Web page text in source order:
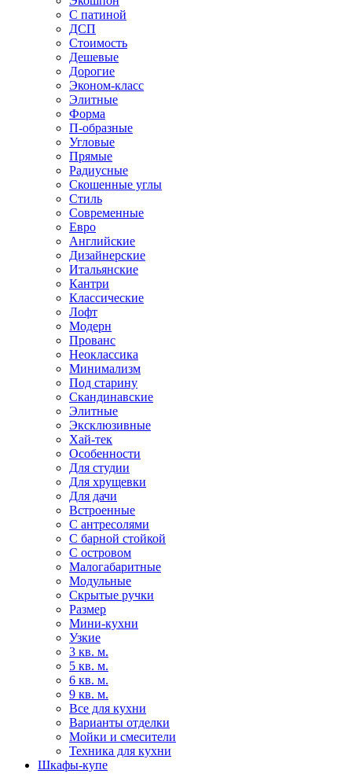
С патиной
ДСП
Стоимость
Дешевые
Дорогие
Эконом-класс
Элитные
Форма
П-образные
Угловые
Прямые
Радиусные
Скошенные углы
Стиль
Современные
Евро
Английские
Дизайнерские
Итальянские
Кантри
Классические
Лофт
Модерн
Прованс
Неоклассика
Минимализм
Под старину
Скандинавские
Элитные
Эксклюзивные
Хай-тек
Особенности
Для студии
Для хрущевки
Для дачи
Встроенные
С антресолями
С барной стойкой
С островом
Малогабаритные
Модульные
Скрытые ручки
Размер
Мини-кухни
Узкие
3 кв. м.
5 кв. м.
6 кв. м.
9 кв. м.
Все для кухни
Варианты отделки
Мойки и смесители
Техника для кухни
Шкафы-купе